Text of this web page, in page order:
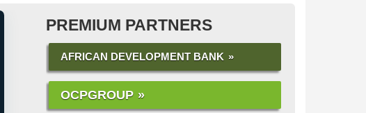
PREMIUM PARTNERS
AFRICAN DEVELOPMENT BANK
OCPGROUP